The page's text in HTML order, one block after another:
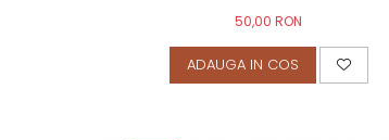
50,00 RON
ADAUGA IN COS